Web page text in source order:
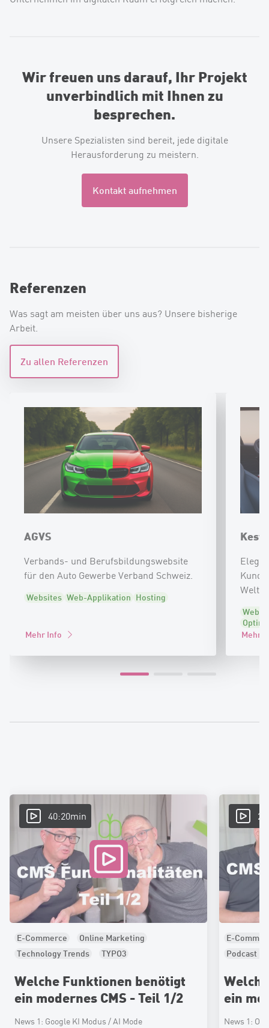
Wir freuen uns darauf, Ihr Projekt
unverbindlich mit Ihnen zu
besprechen.
Unsere Spezialisten sind bereit, jede digitale
Herausforderung zu meistern.
Kontakt aufnehmen
Referenzen
Was sagt am meisten über uns aus? Unsere bisherige
Arbeit.
Zu allen Referenzen
AGVS
Verbands- und Berufsbildungswebsite
für den Auto Gewerbe Verband Schweiz.
Websites Web-Applikation Hosting
Mehr Info
Welt
Mehr
40:20min
E-Commerce
Online Marketing
Technology Trends
TYPO3
Welche Funktionen benötigt
ein modernes CMS - Teil 1/2
News 1: Google KI Modus / AI Mode
E-
Podcast &
ein
News 1: